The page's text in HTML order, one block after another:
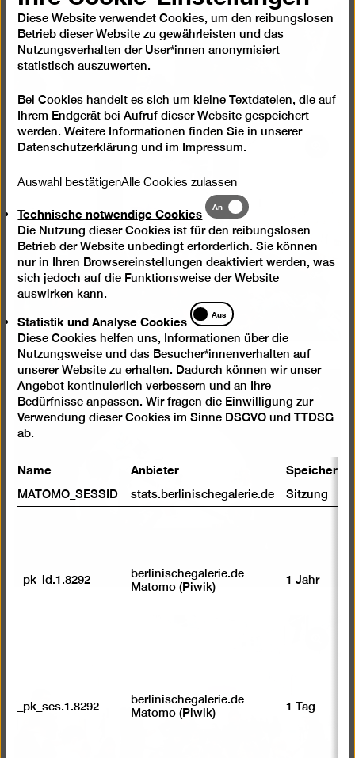
in
öffnen
Bild
Diese Website verwendet Cookies, um den reibungslosen
Betrieb dieser Website zu gewährleisten und das
Nutzungsverhalten der User*innen anonymisiert
statistisch auszuwerten.
Bei Cookies handelt es sich um kleine Textdateien, die auf
Ihrem Endgerät bei Aufruf dieser Website gespeichert
werden. Weitere Informationen finden Sie in unserer
Datenschutzerklärung und im Impressum.
Auswahl bestätigenAlle Cookies zulassen
Technische notwendige Cookies
Technische
notwendige
Cookies
An
Die Nutzung dieser Cookies ist für den reibungslosen
Betrieb der Website unbedingt erforderlich. Sie können
nur in Ihren Browsereinstellungen deaktiviert werden, was
sich jedoch auf die Funktionsweise der Website
auswirken kann.
Statistik und Analyse Cookies
Statistik
und
Analyse
Cookies
Aus
Diese Cookies helfen uns, Informationen über die
Nutzungsweise und das Besucher*innenverhalten auf
unserer Website zu erhalten. Dadurch können wir unser
Angebot kontinuierlich verbessern und an Ihre
Bedürfnisse anpassen. Wir fragen die Einwilligung zur
Verwendung dieser Cookies im Sinne DSGVO und TTDSG
ab.
Name Anbieter
MATOMO_SESSID stats.berlinischegalerie.de Sitzung
_pk_id.1.8292
berlinischegalerie.de
Matomo (Piwik)
1 Jahr
_pk_ses.1.8292
berlinischegalerie.de
Matomo (Piwik)
1 Tag